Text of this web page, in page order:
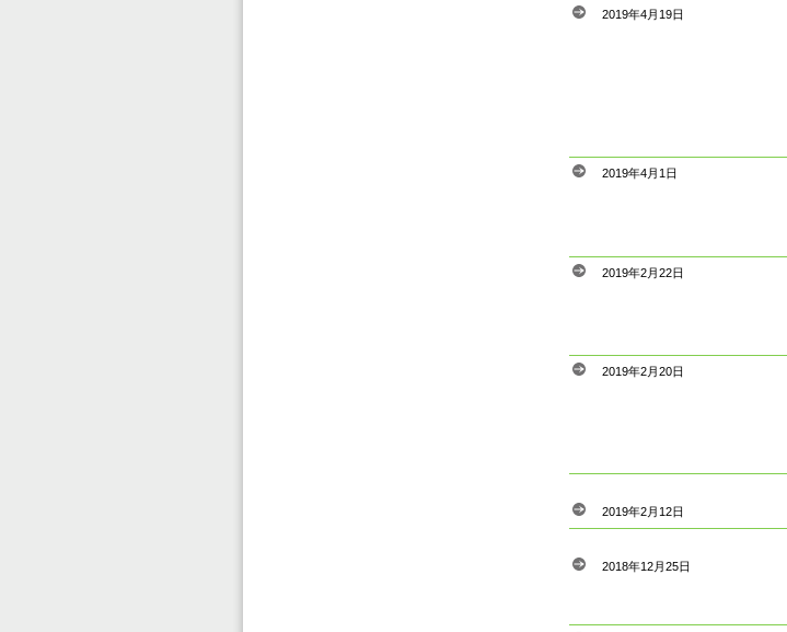
2019年4月19日
2019年4月1日
2019年2月22日
2019年2月20日
2019年2月12日
2018年12月25日